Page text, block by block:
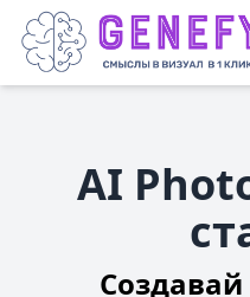
AI
Создавай